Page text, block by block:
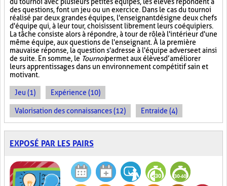
des questions, font un jeu ou un exercice. Dans le cas du tournoi
réalisé par deux grandes équipes, l'enseignant désigne deux chefs
d'équipe qui, à leur tour, choisissent librement leurs coéquipiers.
La tâche consiste alors à répondre, à tour de rôle à l'intérieur d'une
même équipe, aux questions de l'enseignant. À la première
mauvaise réponse, la question s'adresse à l'équipe adverse et ainsi
de suite. En somme, le Tournoipermet aux élèves d’améliorer
leurs apprentissages dans un environnement compétitif sain et
motivant.
Jeu (1) Expérience (10)
Valorisation des connaissances (12) Entraide (4)
EXPOSÉ PAR LES PAIRS